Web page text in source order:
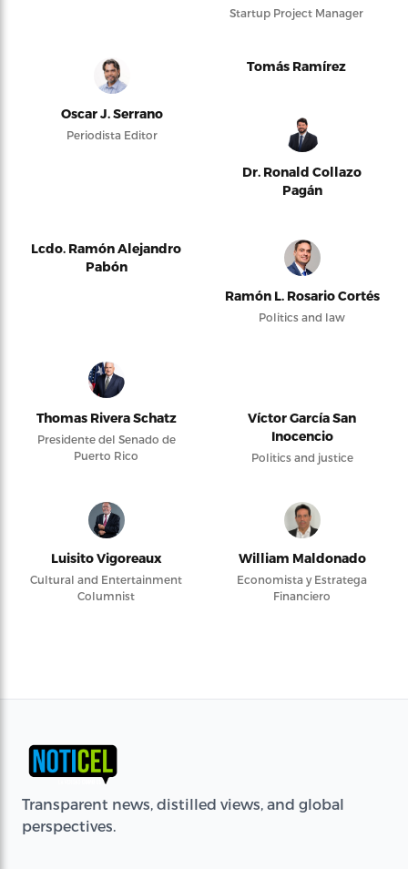
Startup Project Manager
Oscar J. Serrano
Periodista Editor
Tomás Ramírez
Dr. Ronald Collazo
Pagán
Lcdo. Ramón Alejandro
Pabón
Ramón L. Rosario Cortés
Politics and law
Thomas Rivera Schatz
Presidente del Senado de
Puerto Rico
Víctor García San
Inocencio
Politics and justice
Luisito Vigoreaux
Cultural and Entertainment
Columnist
William Maldonado
Economista y Estratega
Financiero
Transparent news, distilled views, and global
perspectives.